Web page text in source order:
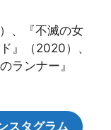
、『不滅の女
』（2020）、
ランナー』
スタグラム